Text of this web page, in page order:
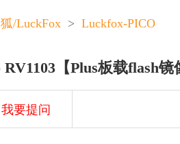
/LuckFox > Luckfox-PICO
【Plus板载flash镜
我要提问